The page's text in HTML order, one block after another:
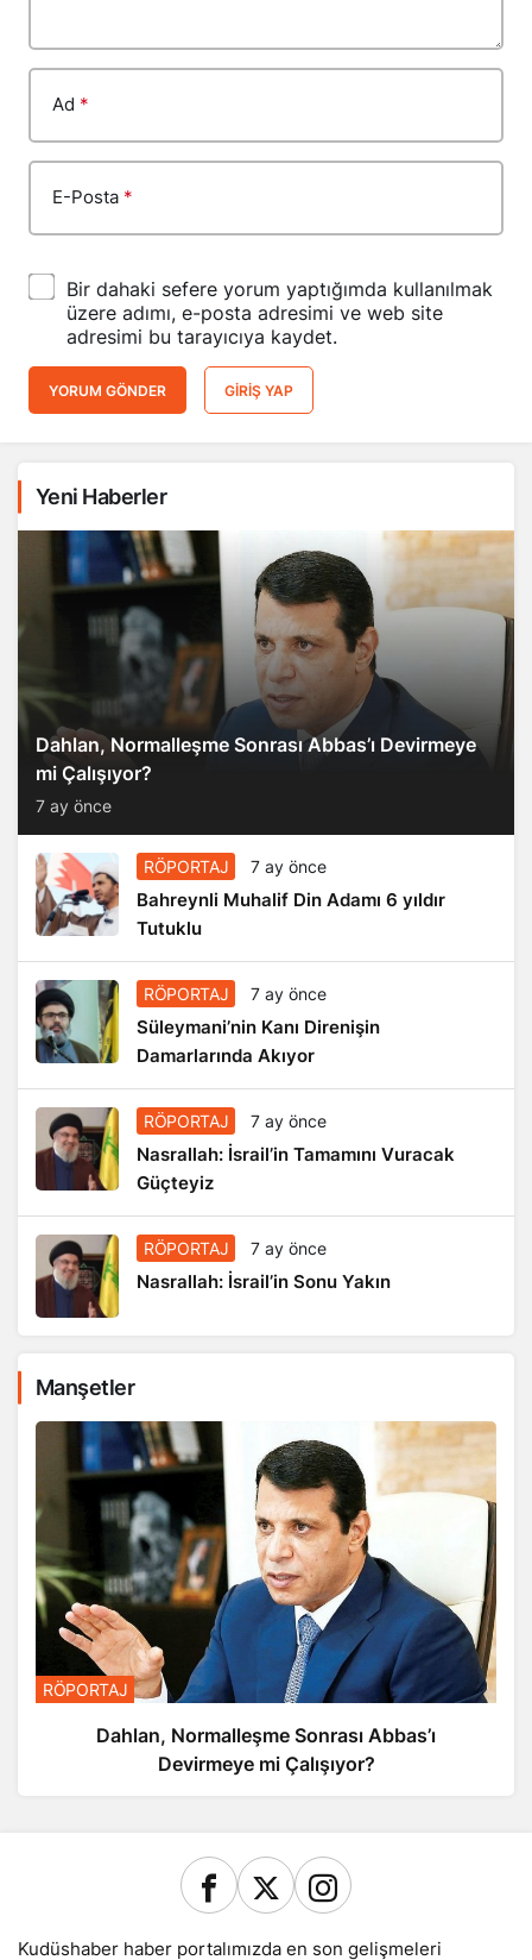
Ad *
E-Posta *
Bir dahaki sefere yorum yaptığımda kullanılmak
üzere adımı, e-posta adresimi ve web site
adresimi bu tarayıcıya kaydet.
YORUM GÖNDER GIRIŞ YAP
Yeni Haberler
Dahlan, Normalleşme Sonrası Abbas’ı Devirmeye
mi Çalışıyor?
7 ay önce
RÖPORTAJ 7 ay önce
Bahreynli Muhalif Din Adamı 6 yıldır
Tutuklu
RÖPORTAJ 7 ay önce
Süleymani’nin Kanı Direnişin
Damarlarında Akıyor
RÖPORTAJ 7 ay önce
Nasrallah: İsrail’in Tamamını Vuracak
Güçteyiz
RÖPORTAJ 7 ay önce
Nasrallah: İsrail’in Sonu Yakın
Manşetler
RÖPORTAJ
Dahlan, Normalleşme Sonrası Abbas’ı
Devirmeye mi Çalışıyor?
Kudüshaber haber portalımızda en son gelişmeleri